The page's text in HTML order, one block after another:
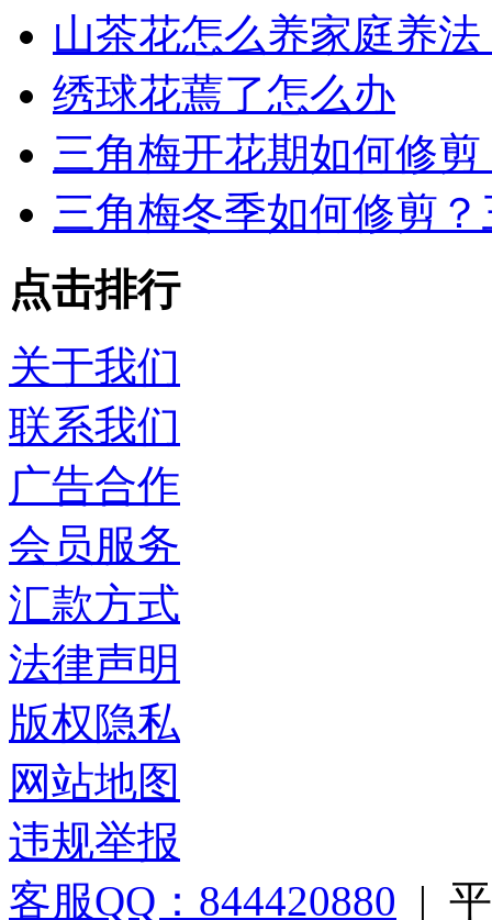
山茶花怎么养家庭养
绣球花蔫了怎么办
三角梅开花期如何修
三角梅冬季如何修剪
点击排行
关于我们
联系我们
广告合作
会员服务
汇款方式
法律声明
版权隐私
网站地图
违规举报
客服QQ：844420880 |